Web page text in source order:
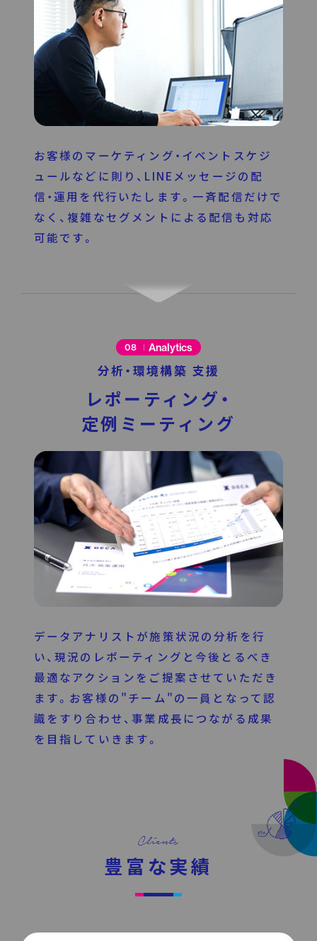
お客様のマーケティング・イベントスケジ
ュールなどに則り、LINEメッセージの配
信・運用を代行いたします。一斉配信だけで
なく、複雑なセグメントによる配信も対応
可能です。
08 Analytics
分析・環境構築 支援
レポーティング・
定例ミーティング
データアナリストが施策状況の分析を行
い、現況のレポーティングと今後とるべき
最適なアクションをご提案させていただき
ます。お客様の"チーム"の一員となって認
識をすり合わせ、事業成長につながる成果
を目指していきます。
豊富な実績